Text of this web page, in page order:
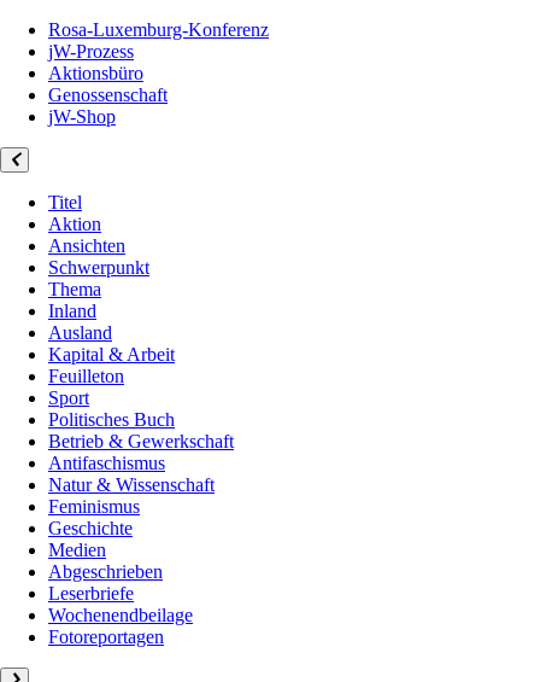
Rosa-Luxemburg-Konferenz
jW-Prozess
Aktionsbüro
Genossenschaft
jW-Shop
Titel
Aktion
Ansichten
Schwerpunkt
Thema
Inland
Ausland
Kapital & Arbeit
Feuilleton
Sport
Politisches Buch
Betrieb & Gewerkschaft
Antifaschismus
Natur & Wissenschaft
Feminismus
Geschichte
Medien
Abgeschrieben
Leserbriefe
Wochenendbeilage
Fotoreportagen